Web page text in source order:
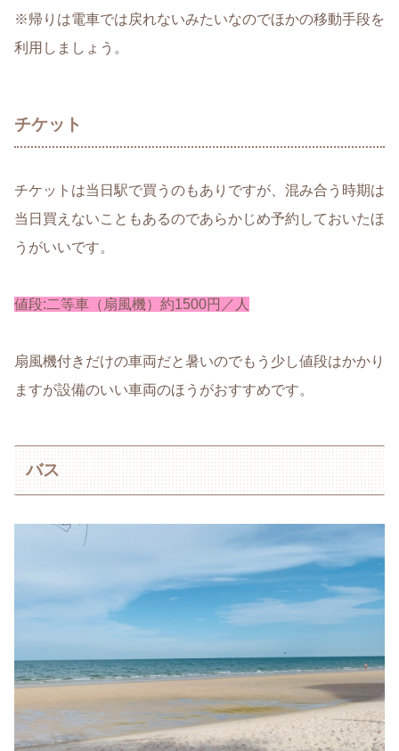
※帰りは電車では戻れないみたいなのでほかの移動手段を
利用しましょう。
チケット
チケットは当日駅で買うのもありですが、混み合う時期は
当日買えないこともあるのであらかじめ予約しておいたほ
うがいいです。
値段:二等車（扇風機）約1500円／人
扇風機付きだけの車両だと暑いのでもう少し値段はかかり
ますが設備のいい車両のほうがおすすめです。
バス